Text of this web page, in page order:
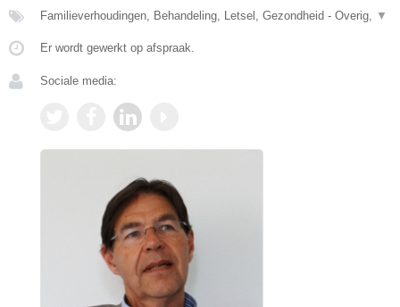
Familieverhoudingen, Behandeling, Letsel, Gezondheid - Overig, ▼
Er wordt gewerkt op afspraak.
Sociale media: